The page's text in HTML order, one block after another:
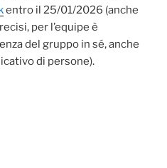
entro il 25/01/2026 (anche
per l’equipe è
del gruppo in sé, anche
di persone).